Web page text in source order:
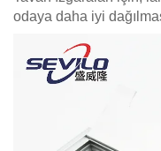
odaya daha iyi